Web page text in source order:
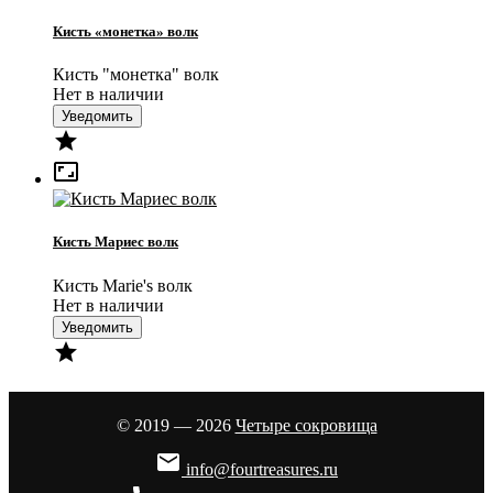
Кисть «монетка» волк
Кисть "монетка" волк
Нет в наличии
Уведомить


Кисть Мариес волк
Кисть Marie's волк
Нет в наличии
Уведомить

© 2019 — 2026 Четыре сокровища
 info@fourtreasures.ru